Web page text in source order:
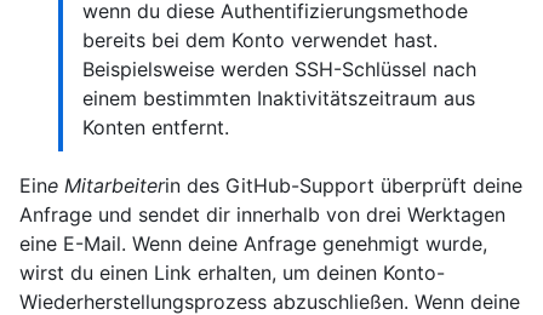
wenn du diese Authentifizierungsmethode
bereits bei dem Konto verwendet hast.
Beispielsweise werden SSH-Schlüssel nach
einem bestimmten Inaktivitätszeitraum aus
Konten entfernt.
Eine Mitarbeiterin des GitHub-Support überprüft deine
Anfrage und sendet dir innerhalb von drei Werktagen
eine E-Mail. Wenn deine Anfrage genehmigt wurde,
wirst du einen Link erhalten, um deinen Konto-
Wiederherstellungsprozess abzuschließen. Wenn deine